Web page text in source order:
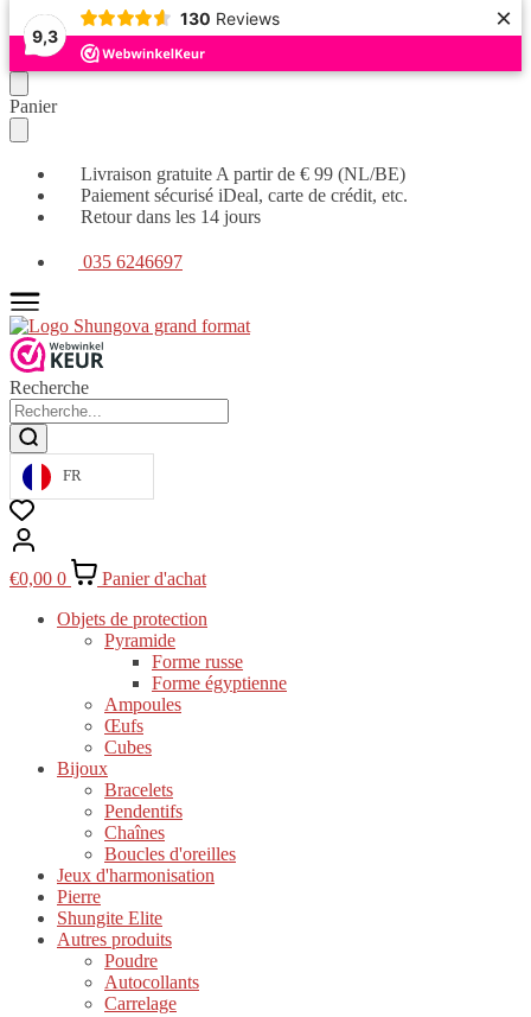
9,3
130 Reviews ×
Continuer
la
navigation
Skip
to
main
content
Panier
Livraison gratuite A partir de € 99 (NL/BE)
Paiement sécurisé iDeal, carte de crédit, etc.
Retour dans les 14 jours
035 6246697
Recherche
FR
€0,00 0
Panier d'achat
Objets de protection
Pyramide
Forme russe
Forme égyptienne
Ampoules
Œufs
Cubes
Bijoux
Bracelets
Pendentifs
Chaînes
Boucles d'oreilles
Jeux d'harmonisation
Pierre
Shungite Elite
Autres produits
Poudre
Autocollants
Carrelage